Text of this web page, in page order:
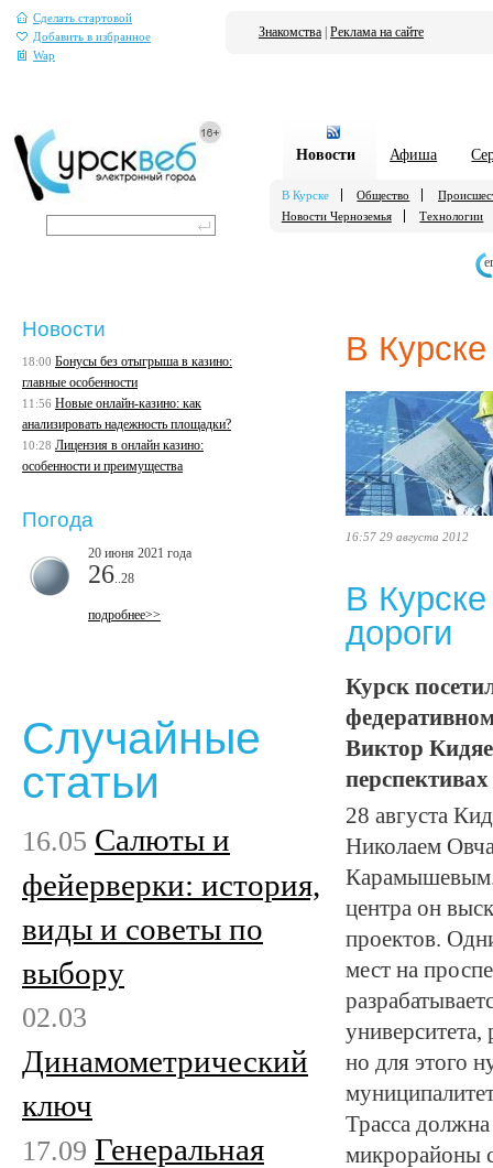
Сделать стартовой
Добавить в избранное
Wap
Знакомства Реклама на сайте
Новости Афиша
В Курске Общество
Новости Черноземья
Технологии
В Курске
16:57 29 августа 2012
В
дороги
Курск
Виктор
28 августа
Николаем
Карамышевым.
центра он
проектов.
мест на
но для этого
Трасса
микрорайоны
Новости
18:00 Бонусы без отыгрыша в казино:
главные особенности
11:56 Новые онлайн-казино: как
анализировать надежность площадки?
10:28 Лицензия в онлайн казино:
особенности и преимущества
Погода
20 июня 2021 года
26 ..28
подробнее>>
Случайные
статьи
16.05 Салюты и
фейерверки: история,
виды и советы по
выбору
02.03
Динамометрический
ключ
17.09 Генеральная